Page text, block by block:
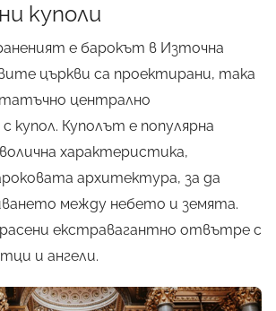
куполи
е барокът в Източна
църкви са проектирани, така
централно
купол. Куполът е популярна
характеристика,
архитектура, за да
между небето и земята.
екстравагантно отвътре с
и ангели.